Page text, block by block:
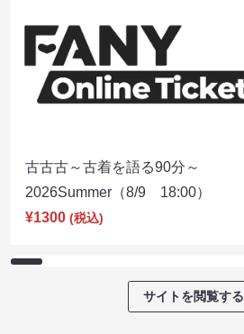
古古古～古着を語る90分～
2026Summer（8/9 18:00）
¥1300 (税込)
サイトを閲覧する